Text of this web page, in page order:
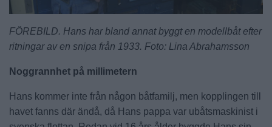
FÖREBILD. Hans har bland annat byggt en modellbåt efter
ritningar av en snipa från 1933. Foto: Lina Abrahamsson
Noggrannhet på millimetern
Hans kommer inte från någon båtfamilj, men kopplingen till
havet fanns där ändå, då Hans pappa var ubåtsmaskinist i